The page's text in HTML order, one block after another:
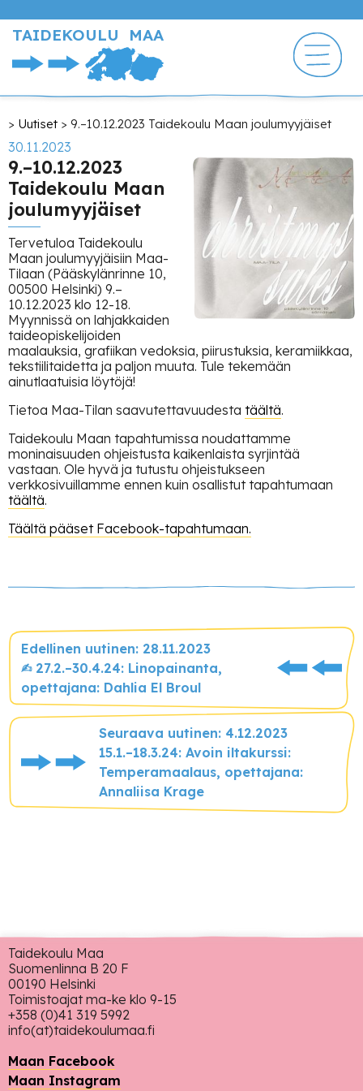
pääsisältöön
TAIDEKOULU MAA
Murupolku
Uutiset 9.–10.12.2023 Taidekoulu Maan joulumyyjäiset
30.11.2023
9.–10.12.2023
Taidekoulu Maan
joulumyyjäiset
Tervetuloa Taidekoulu
Maan joulumyyjäisiin Maa-
Tilaan (Pääskylänrinne 10,
00500 Helsinki) 9.–
10.12.2023 klo 12-18.
Myynnissä on lahjakkaiden
taideopiskelijoiden
maalauksia, grafiikan vedoksia, piirustuksia, keramiikkaa,
tekstiilitaidetta ja paljon muuta. Tule tekemään
ainutlaatuisia löytöjä!
Tietoa Maa-Tilan saavutettavuudesta täältä.
Taidekoulu Maan tapahtumissa noudattamme
moninaisuuden ohjeistusta kaikenlaista syrjintää
vastaan. Ole hyvä ja tutustu ohjeistukseen
verkkosivuillamme ennen kuin osallistut tapahtumaan
täältä.
Täältä pääset Facebook-tapahtumaan.
Edellinen uutinen: 28.11.2023
✍︎ 27.2.–30.4.24: Linopainanta,
opettajana: Dahlia El Broul
Seuraava uutinen: 4.12.2023
15.1.–18.3.24: Avoin iltakurssi:
Temperamaalaus, opettajana:
Annaliisa Krage
Taidekoulu Maa
Suomenlinna B 20 F
00190 Helsinki
Toimistoajat ma-ke klo 9-15
+358 (0)41 319 5992
info(at)taidekoulumaa.fi
Maan Facebook
Maan Instagram